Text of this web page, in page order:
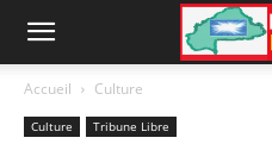
Accueil Culture
Culture Tribune Libre